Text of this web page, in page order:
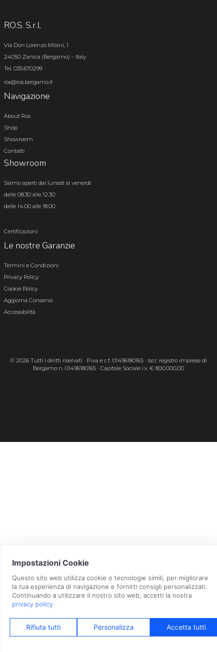
RO.S. S.r.l.
Via Don Lorenzo Milani, 1
24050 Zanica (Bergamo) – Italy
Tel. 035.670299
ros@ros.bergamo.it
Navigazione
About Ros
Shop
Showroom
Contatti
Showroom
Siamo aperti dal lunedì al venerdì
dalle 08.30 alle 12.30
dalle 14.00 alle 18.00
Certificazioni
Le nostre Garanzie
Termini e Condizioni
Privacy Policy
Cookie Policy
Aggiorna Consensi
Accessibilità
© 2026 Tutti i diritti riservati · P.iva e c.f. 01496180165 · Iscr. registro imprese di
Bergamo n. 01496180165 · Capitale Sociale i.v. € 800.000,00